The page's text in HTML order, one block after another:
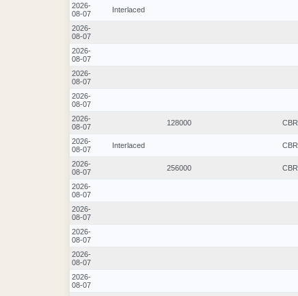
Interlaced
2026-
08-07
2026-
08-07
2026-
08-07
2026-
08-07
2026-
08-07
CBR
128000
2026-
08-07
CBR
Interlaced
2026-
08-07
CBR
256000
2026-
08-07
2026-
08-07
2026-
08-07
2026-
08-07
2026-
08-07
2026-
08-07